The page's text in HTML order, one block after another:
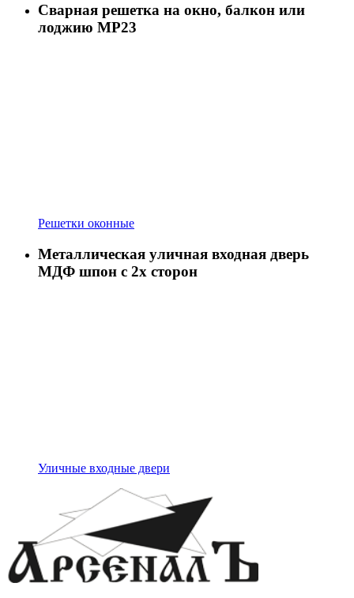
Сварная решетка на окно, балкон или
лоджию МР23
Решетки оконные
Металлическая уличная входная дверь
МДФ шпон с 2х сторон
Уличные входные двери